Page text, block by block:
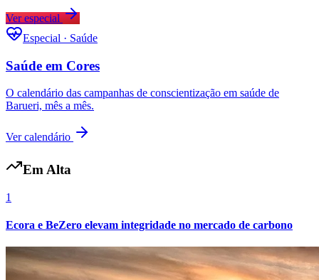
Vasco
Ver especial
Especial · Saúde
Saúde em Cores
O calendário das campanhas de conscientização em saúde de
Barueri, mês a mês.
Ver calendário
Em Alta
1
Ecora e BeZero elevam integridade no mercado de carbono